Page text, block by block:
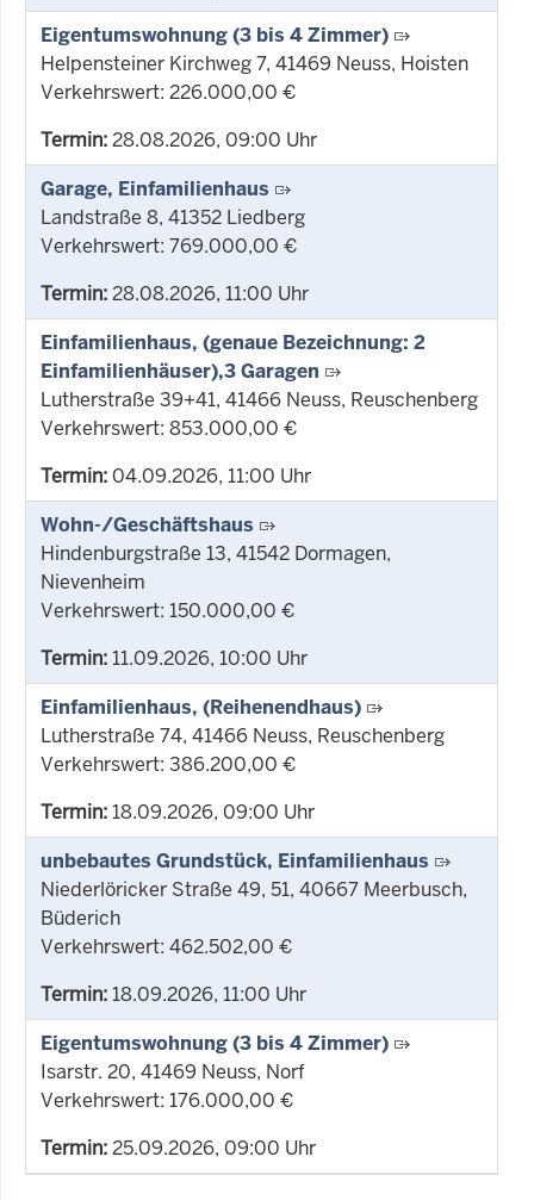
Eigentumswohnung (3 bis 4 Zimmer)
Helpensteiner Kirchweg 7, 41469 Neuss, Hoisten
Verkehrswert: 226.000,00 €
Termin:28.08.2026, 09:00 Uhr
Garage, Einfamilienhaus
Landstraße 8, 41352 Liedberg
Verkehrswert: 769.000,00 €
Termin:28.08.2026, 11:00 Uhr
Einfamilienhaus, (genaue Bezeichnung: 2
Einfamilienhäuser),3 Garagen
Lutherstraße 39+41, 41466 Neuss, Reuschenberg
Verkehrswert: 853.000,00 €
Termin:04.09.2026, 11:00 Uhr
Wohn-/Geschäftshaus
Hindenburgstraße 13, 41542 Dormagen,
Nievenheim
Verkehrswert: 150.000,00 €
Termin:11.09.2026, 10:00 Uhr
Einfamilienhaus, (Reihenendhaus)
Lutherstraße 74, 41466 Neuss, Reuschenberg
Verkehrswert: 386.200,00 €
Termin:18.09.2026, 09:00 Uhr
unbebautes Grundstück, Einfamilienhaus
Niederlöricker Straße 49, 51, 40667 Meerbusch,
Büderich
Verkehrswert: 462.502,00 €
Termin:18.09.2026, 11:00 Uhr
Eigentumswohnung (3 bis 4 Zimmer)
Isarstr. 20, 41469 Neuss, Norf
Verkehrswert: 176.000,00 €
Termin:25.09.2026, 09:00 Uhr